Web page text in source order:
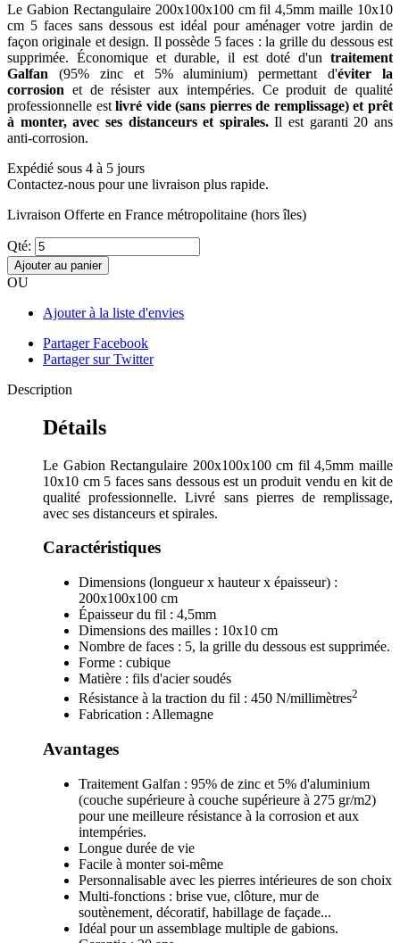
Le Gabion Rectangulaire 200x100x100 cm fil 4,5mm maille 10x10
cm 5 faces sans dessous est idéal pour aménager votre jardin de
façon originale et design. Il possède 5 faces : la grille du dessous est
supprimée. Économique et durable, il est doté d'un traitement
Galfan (95% zinc et 5% aluminium) permettant d'éviter la
corrosion et de résister aux intempéries. Ce produit de qualité
professionnelle estlivré vide (sans pierres de remplissage) et prêt
à monter, avec ses distanceurs et spirales.Il est garanti 20 ans
anti-corrosion.
Expédié sous 4 à 5 jours
Contactez-nous pour une livraison plus rapide.
Livraison Offerte en France métropolitaine (hors îles)
Qté:
Ajouter au panier
OU
Ajouter à la liste d'envies
Partager Facebook
Partager sur Twitter
Description
Détails
Le Gabion Rectangulaire 200x100x100 cm fil 4,5mm maille
10x10 cm 5 faces sans dessous est un produit vendu en kit de
qualité professionnelle. Livré sans pierres de remplissage,
avec ses distanceurs et spirales.
Caractéristiques
Dimensions (longueur x hauteur x épaisseur) :
200x100x100 cm
Épaisseur du fil : 4,5mm
Dimensions des mailles : 10x10 cm
Nombre de faces : 5, la grille du dessous est supprimée.
Forme : cubique
Matière : fils d'acier soudés
Résistance à la traction du fil : 450 N/millimètres2
Fabrication : Allemagne
Avantages
Traitement Galfan : 95% de zinc et 5% d'aluminium
(couche supérieure à couche supérieure à 275 gr/m2)
pour une meilleure résistance à la corrosion et aux
intempéries.
Longue durée de vie
Facile à monter soi-même
Personnalisable avec les pierres intérieures de son choix
Multi-fonctions : brise vue, clôture, mur de
soutènement, décoratif, habillage de façade...
Idéal pour un assemblage multiple de gabions.